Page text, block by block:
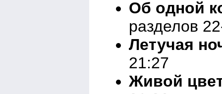
Об одной
разделов
Летучая
21:27
Живой